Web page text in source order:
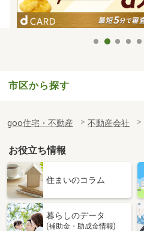
市区から探す
goo住宅・不動産 不動産会社
お役立ち情報
住まいのコラム
暮らしのデータ
(補助金・助成金情報)